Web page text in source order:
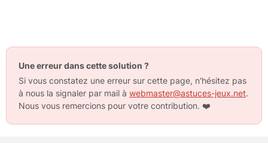
Une erreur dans cette solution ?
Si vous constatez une erreur sur cette page, n'hésitez pas
à nous la signaler par mail à webmaster@astuces-jeux.net.
Nous vous remercions pour votre contribution. ❤️